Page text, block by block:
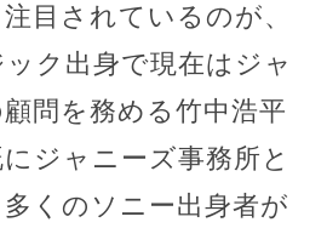
目されているのが、
ク出身で現在はジャ
問を務める竹中浩平
ジャニーズ事務所と
くのソニー出身者が